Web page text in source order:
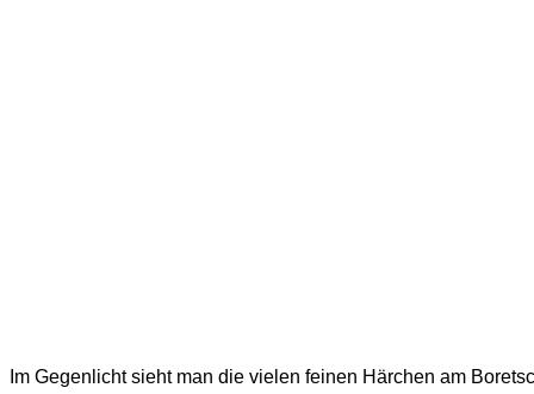
Im Gegenlicht sieht man die vielen feinen Härchen am